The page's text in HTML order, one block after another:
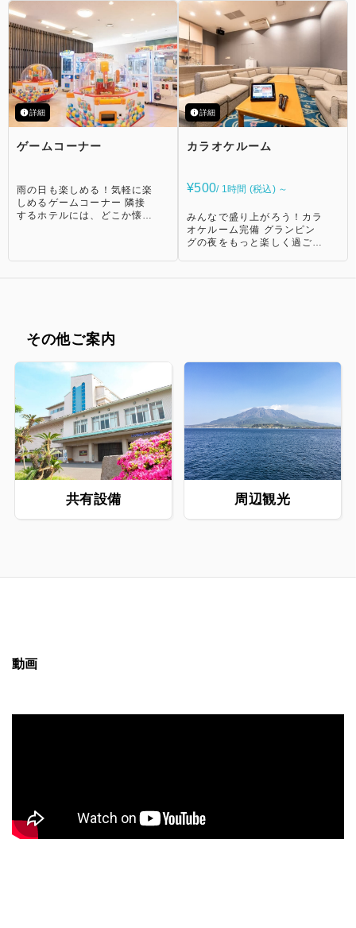
泉」です。 ph値が高いた
め、肌の角質をとってくれま
す。 まるで上質な化粧水の
様なとろんとろんの温泉をお
楽しみください。 【大浴場
桜島】 錦江湾と桜島が一望
でき、桜島が噴煙する瞬間を
見ることができます。 お風
呂の種類：展望風呂・サウ
ナ・水風呂 【大浴場 開聞】
ある開聞岳、通称薩摩富士が
になりました。 「炭酸風
呂」は、血流が良くなること
で、様々健康・美容効果が期
待できます。 お風呂の種
【ご利用時間】 [午前]6:00
れ替えが毎日ございます。
【備品・アメニティ】 [浴室
内] シャンプー・リンス・ボ
ディソープ・シャワー・桶・
椅子 [脱衣所] ロッカー・ウ
ォーターサーバー・ドライヤ
ー 男湯用：ヘアリキッド・
ヘアトニック 女湯用：クレ
ンジングオイル・化粧水・乳
液
いただけます。 お好きな香
りに包まれて、リフレッシュ
の時間をお過ごしください。
詳細
ゲームコーナー
雨の日も楽しめる！気軽に楽
しめるゲームコーナー 隣接
するホテルには、どこか懐か
転換にもぴったりです。
詳細
カラオケルーム
¥500/ 1時間 (税込) ～
みんなで盛り上がろう！カラ
オケルーム完備 グランピン
グの夜をもっと楽しく過ごし
その他ご案内
共有設備 周辺観光
動画